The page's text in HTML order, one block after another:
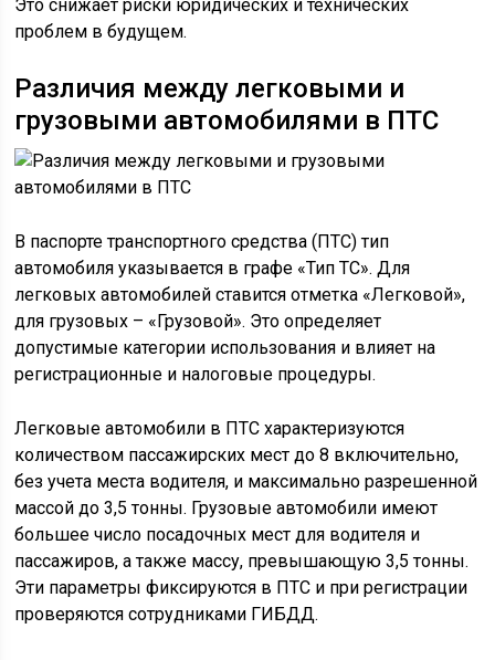
Это снижает риски юридических и технических
проблем в будущем.
Различия между легковыми и
грузовыми автомобилями в ПТС
В паспорте транспортного средства (ПТС) тип
автомобиля указывается в графе «Тип ТС». Для
легковых автомобилей ставится отметка «Легковой»,
для грузовых – «Грузовой». Это определяет
допустимые категории использования и влияет на
регистрационные и налоговые процедуры.
Легковые автомобили в ПТС характеризуются
количеством пассажирских мест до 8 включительно,
без учета места водителя, и максимально разрешенной
массой до 3,5 тонны. Грузовые автомобили имеют
большее число посадочных мест для водителя и
пассажиров, а также массу, превышающую 3,5 тонны.
Эти параметры фиксируются в ПТС и при регистрации
проверяются сотрудниками ГИБДД.